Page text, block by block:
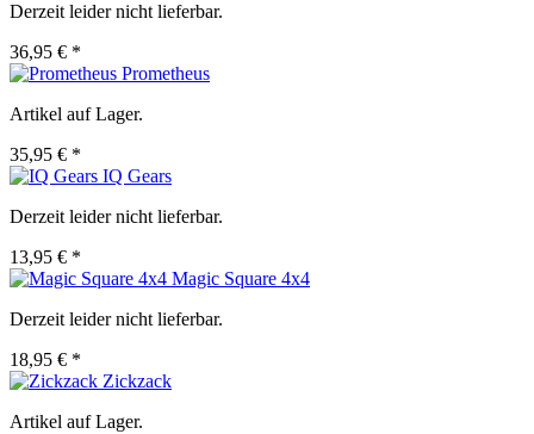
Derzeit leider nicht lieferbar.
36,95 € *
Prometheus
Artikel auf Lager.
35,95 € *
IQ Gears
Derzeit leider nicht lieferbar.
13,95 € *
Magic Square 4x4
Derzeit leider nicht lieferbar.
18,95 € *
Zickzack
Artikel auf Lager.